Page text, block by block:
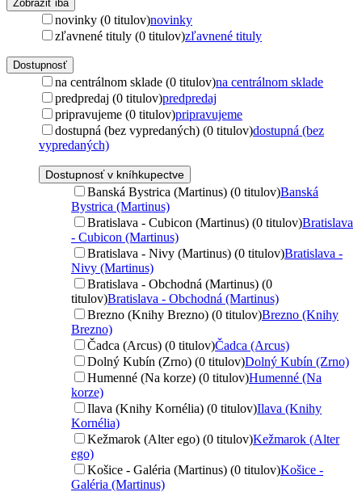
Zobraziť iba
novinky (0 titulov)novinky
zľavnené tituly (0 titulov)zľavnené tituly
Dostupnosť
na centrálnom sklade (0 titulov)na centrálnom sklade
predpredaj (0 titulov)predpredaj
pripravujeme (0 titulov)pripravujeme
dostupná (bez vypredaných) (0 titulov)dostupná (bez
vypredaných)
Dostupnosť v kníhkupectve
Banská Bystrica (Martinus) (0 titulov)Banská
Bystrica (Martinus)
Bratislava - Cubicon (Martinus) (0 titulov)Bratislava
- Cubicon (Martinus)
Bratislava - Nivy (Martinus) (0 titulov)Bratislava -
Nivy (Martinus)
Bratislava - Obchodná (Martinus) (0
titulov)Bratislava - Obchodná (Martinus)
Brezno (Knihy Brezno) (0 titulov)Brezno (Knihy
Brezno)
Čadca (Arcus) (0 titulov)Čadca (Arcus)
Dolný Kubín (Zrno) (0 titulov)Dolný Kubín (Zrno)
Humenné (Na korze) (0 titulov)Humenné (Na
korze)
Ilava (Knihy Kornélia) (0 titulov)Ilava (Knihy
Kornélia)
Kežmarok (Alter ego) (0 titulov)Kežmarok (Alter
ego)
Košice - Galéria (Martinus) (0 titulov)Košice -
Galéria (Martinus)